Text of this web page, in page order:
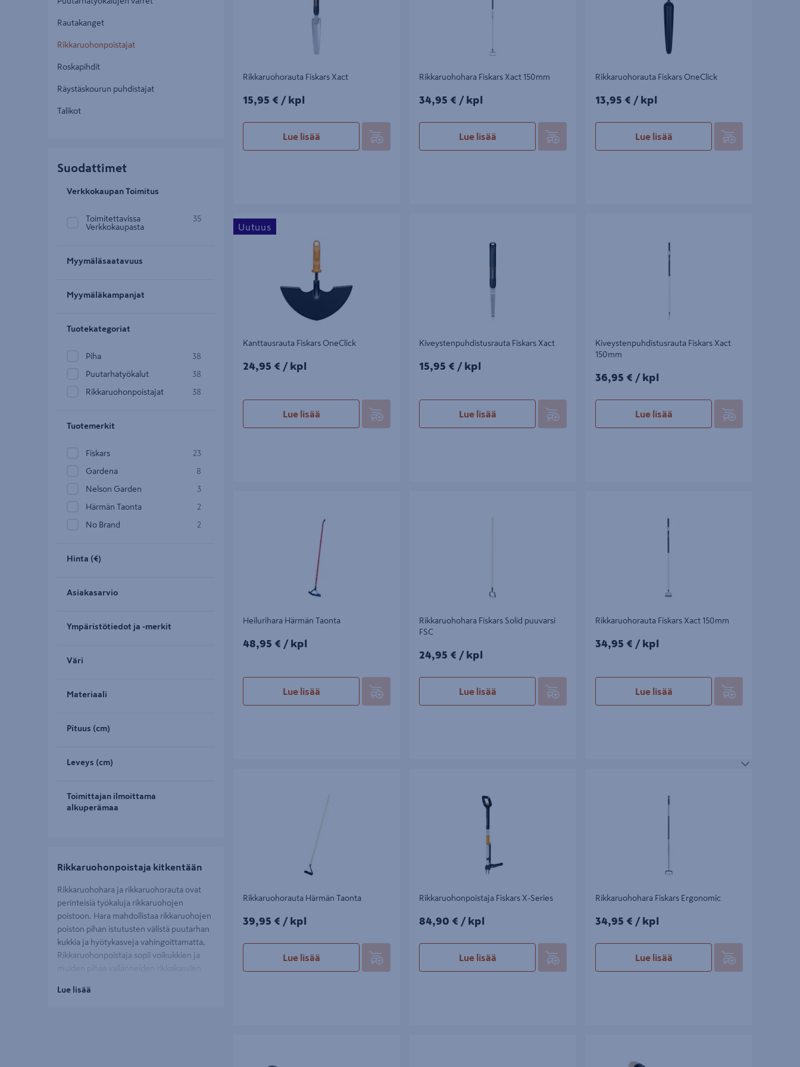
Rautakanget
Rikkaruohonpoistajat
Roskapihdit
Räystäskourun puhdistajat
Talikot
Suodattimet
Verkkokaupan Toimitus
Toimitettavissa
Verkkokaupasta
35
Myymäläsaatavuus
Myymäläkampanjat
Tuotekategoriat
Piha 38
Puutarhatyökalut 38
Rikkaruohonpoistajat 38
Tuotemerkit
Fiskars 23
Gardena 8
Nelson Garden 3
Härmän Taonta 2
No Brand 2
Hinta (€)
Asiakasarvio
Ympäristötiedot ja -merkit
Väri
Materiaali
Pituus (cm)
Leveys (cm)
Toimittajan ilmoittama
alkuperämaa
Rikkaruohonpoistaja kitkentään
Rikkaruohohara ja rikkaruohorauta ovat
perinteisiä työkaluja rikkaruohojen
poistoon. Hara mahdollistaa rikkaruohojen
poiston pihan istutusten välistä puutarhan
kukkia ja hyötykasveja vahingoittamatta.
Rikkaruohonpoistaja sopii voikukkien ja
erilaisia työkaluja erilaisten puutarhurien
Lue lisää
Rikkaruohorauta Fiskars Xact
15,95€/kpl
15,95 € / kpl
Lue lisää
Rikkaruohohara Fiskars Xact 150mm
34,95€/kpl
34,95 € / kpl
Lue lisää
Rikkaruohorauta Fiskars OneClick
13,95€/kpl
13,95 € / kpl
Lue lisää
Kanttausrauta Fiskars OneClick
Kanttausrauta Fiskars OneClick
24,95€/kpl
24,95 € / kpl
Lue lisää
Uutuus
Kiveystenpuhdistusrauta Fiskars Xact
15,95€/kpl
15,95 € / kpl
Lue lisää
Kiveystenpuhdistusrauta Fiskars Xact
150mm
36,95€/kpl
36,95 € / kpl
Lue lisää
Heilurihara Härmän Taonta
48,95€/kpl
48,95 € / kpl
Lue lisää
Rikkaruohohara Fiskars Solid puuvarsi
FSC
24,95€/kpl
24,95 € / kpl
Lue lisää
Rikkaruohorauta Fiskars Xact 150mm
34,95€/kpl
34,95 € / kpl
Lue lisää
Rikkaruohorauta Härmän Taonta
39,95€/kpl
39,95 € / kpl
Lue lisää
Rikkaruohonpoistaja Fiskars X-Series
84,90€/kpl
84,90 € / kpl
Lue lisää
Rikkaruohohara Fiskars Ergonomic
34,95€/kpl
34,95 € / kpl
Lue lisää